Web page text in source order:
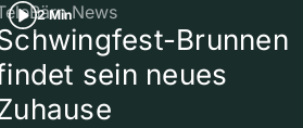
2 MinNews
Brunnen
sein neues